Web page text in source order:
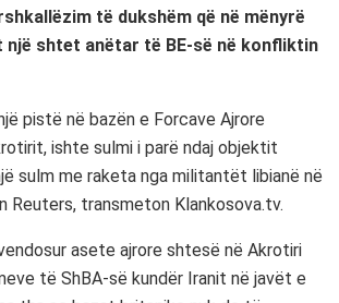
të dukshëm që në mënyrë
shtet anëtar të BE-së në konfliktin
pistë në bazën e Forcave Ajrore
ishte sulmi i parë ndaj objektit
sulm me raketa nga militantët libianë në
Reuters, transmeton Klankosova.tv.
asete ajrore shtesë në Akrotiri
të ShBA-së kundër Iranit në javët e